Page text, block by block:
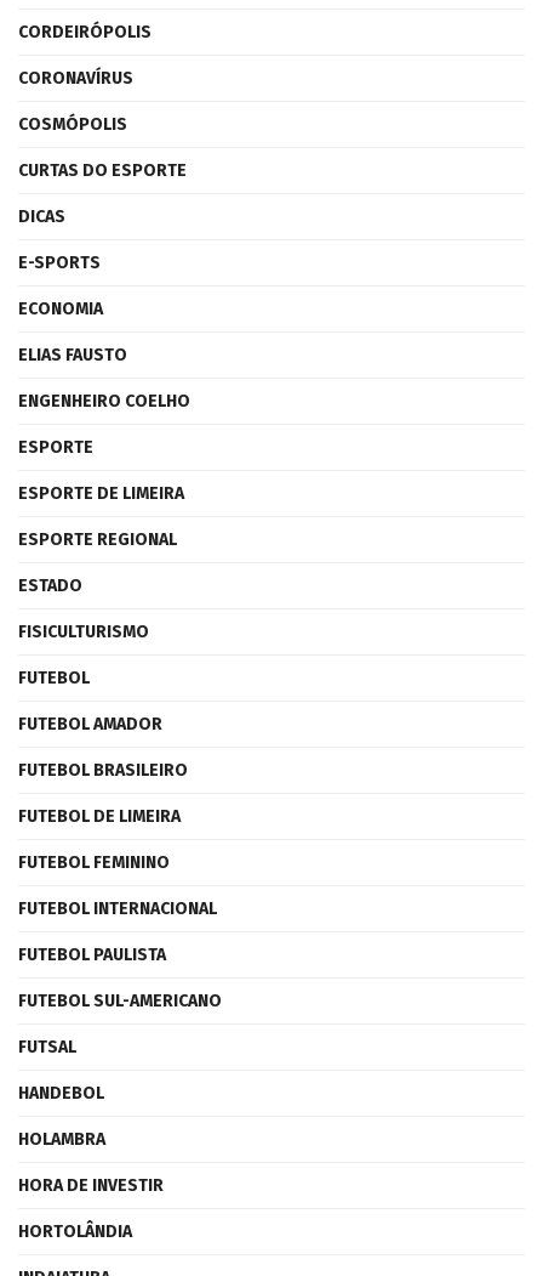
CORDEIRÓPOLIS
CORONAVÍRUS
COSMÓPOLIS
CURTAS DO ESPORTE
DICAS
E-SPORTS
ECONOMIA
ELIAS FAUSTO
ENGENHEIRO COELHO
ESPORTE
ESPORTE DE LIMEIRA
ESPORTE REGIONAL
ESTADO
FISICULTURISMO
FUTEBOL
FUTEBOL AMADOR
FUTEBOL BRASILEIRO
FUTEBOL DE LIMEIRA
FUTEBOL FEMININO
FUTEBOL INTERNACIONAL
FUTEBOL PAULISTA
FUTEBOL SUL-AMERICANO
FUTSAL
HANDEBOL
HOLAMBRA
HORA DE INVESTIR
HORTOLÂNDIA